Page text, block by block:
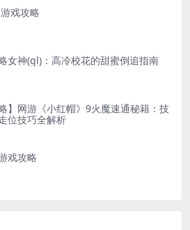
戏攻略
女神(gl)：高冷校花的甜蜜倒追指南
略】网游《小红帽》9火魔速通秘籍：技
位技巧全解析
戏攻略